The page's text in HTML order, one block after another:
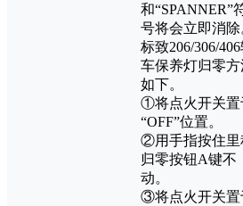
和“SPANNER”
号将会立即消除
标致206/306/
车保养灯归零方
如下。
①将点火开关置
“OFF”位置。
②用手指按住里
归零按钮A键不
动。
③将点火开关置